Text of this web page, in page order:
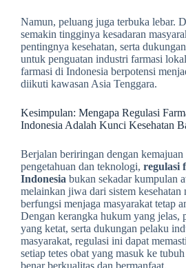
Namun, peluang juga terbuka lebar.
semakin tingginya kesadaran
pentingnya kesehatan, serta
untuk penguatan industri farmasi
farmasi di Indonesia berpotensi
diikuti kawasan Asia Tenggara.
Kesimpulan: Mengapa Regulasi
Indonesia Adalah Kunci Kesehatan
Berjalan beriringan dengan
pengetahuan dan teknologi, regulasi
Indonesia bukan sekadar kumpulan
melainkan jiwa dari sistem kesehatan
berfungsi menjaga masyarakat tetap
Dengan kerangka hukum yang jelas,
yang ketat, serta dukungan pelaku
masyarakat, regulasi ini dapat
setiap tetes obat yang masuk ke